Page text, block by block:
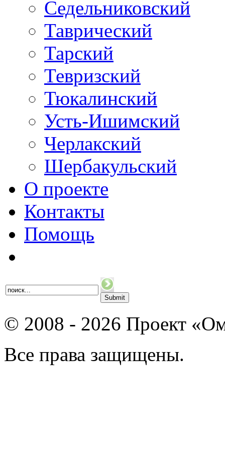
Седельниковский
Таврический
Тарский
Тевризский
Тюкалинский
Усть-Ишимский
Черлакский
Шербакульский
О проекте
Контакты
Помощь
© 2008 - 2026 Проект
Все права защищены.